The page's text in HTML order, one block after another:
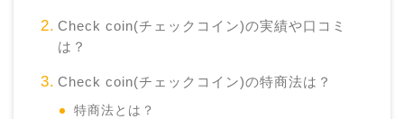
Check coin(チェックコイン)の実績や口コミ
は？
Check coin(チェックコイン)の特商法は？
特商法とは？